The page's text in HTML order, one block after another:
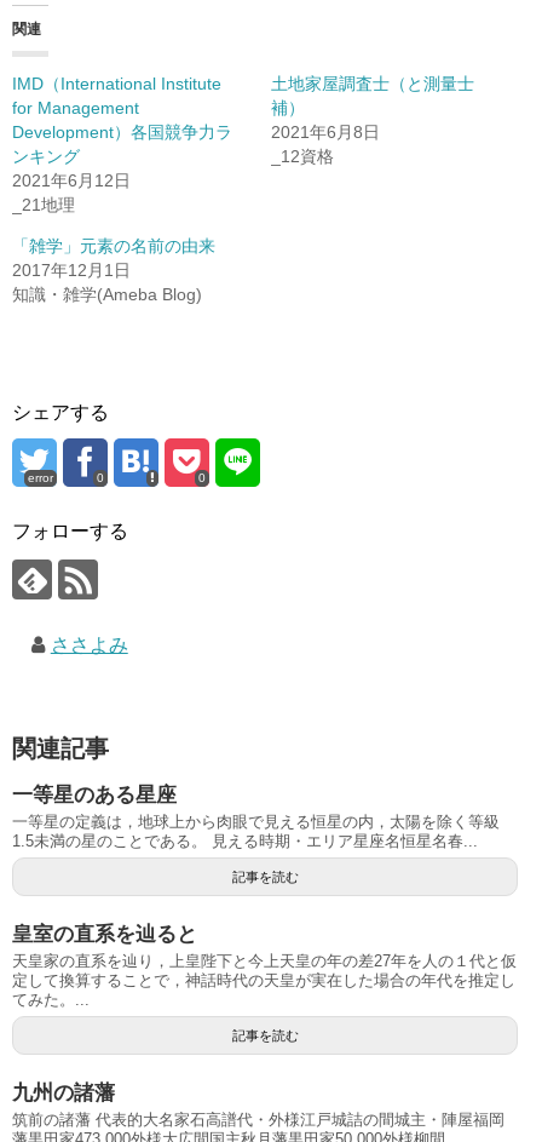
関連
IMD（International Institute
for Management
Development）各国競争力ラ
ンキング
2021年6月12日
_21地理
土地家屋調査士（と測量士
補）
2021年6月8日
_12資格
「雑学」元素の名前の由来
2017年12月1日
知識・雑学(Ameba Blog)
シェアする
error 0 0
フォローする
ささよみ
関連記事
一等星のある星座
一等星の定義は，地球上から肉眼で見える恒星の内，太陽を除く等級
1.5未満の星のことである。 見える時期・エリア星座名恒星名春...
記事を読む
皇室の直系を辿ると
天皇家の直系を辿り，上皇陛下と今上天皇の年の差27年を人の１代と仮
定して換算することで，神話時代の天皇が実在した場合の年代を推定し
てみた。...
記事を読む
九州の諸藩
筑前の諸藩 代表的大名家石高譜代・外様江戸城詰の間城主・陣屋福岡